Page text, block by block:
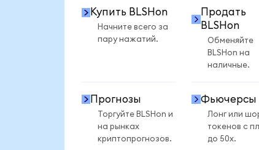
Купить BLSHon
Начните всего за
пару нажатий.
Продать
BLSHon
Обменяйте
BLSHon на
наличные.
Прогнозы
Торгуйте BLSHon и
на рынках
криптопрогнозов.
Фьючерсы
Лонг или
токенов с
до 50x.